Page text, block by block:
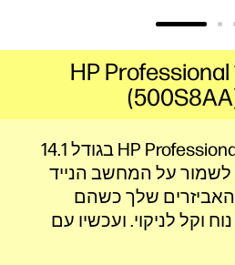
התיק למחשב הנייד HP Professional בגודל 14.1
לשמור על המחשב הנייד
האביזרים שלך כשהם
וקל לניקוי. ועכשיו עם
תיק למחשב נייד HP Professional